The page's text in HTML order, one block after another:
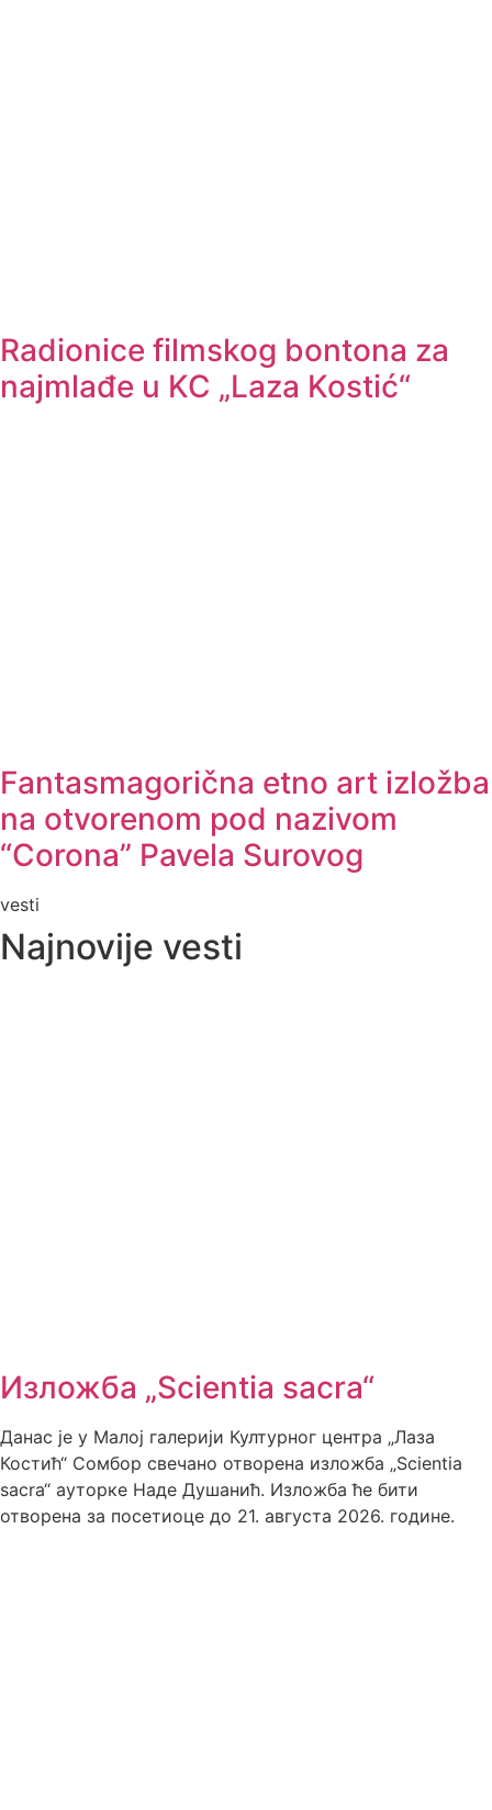
Radionice filmskog bontona za
najmlađe u KC „Laza Kostić“
Fantasmagorična etno art izložba
na otvorenom pod nazivom
“Corona” Pavela Surovog
vesti
Najnovije vesti
Изложба „Scientia sacra“
Данас је у Малој галерији Културног центра „Лаза
Костић“ Сомбор свечано отворена изложба „Scientia
sacra“ ауторке Наде Душанић. Изложба ће бити
отворена за посетиоце до 21. августа 2026. године.